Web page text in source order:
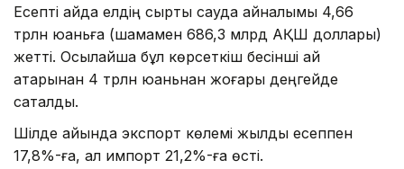
Есепті айда елдің сыртқы сауда айналымы 4,66
трлн юаньға (шамамен 686,3 млрд АҚШ доллары)
жетті. Осылайша бұл көрсеткіш бесінші ай
қатарынан 4 трлн юаньнан жоғары деңгейде
сақталды.
Шілде айында экспорт көлемі жылдық есеппен
17,8%-ға, ал импорт 21,2%-ға өсті.